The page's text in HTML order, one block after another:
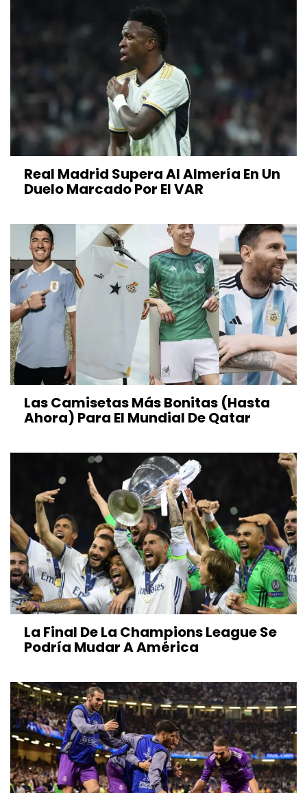
Real Madrid Supera Al Almería En Un
Duelo Marcado Por El VAR
Las Camisetas Más Bonitas (hasta
Ahora) Para El Mundial De Qatar
La Final De La Champions League Se
Podría Mudar A América